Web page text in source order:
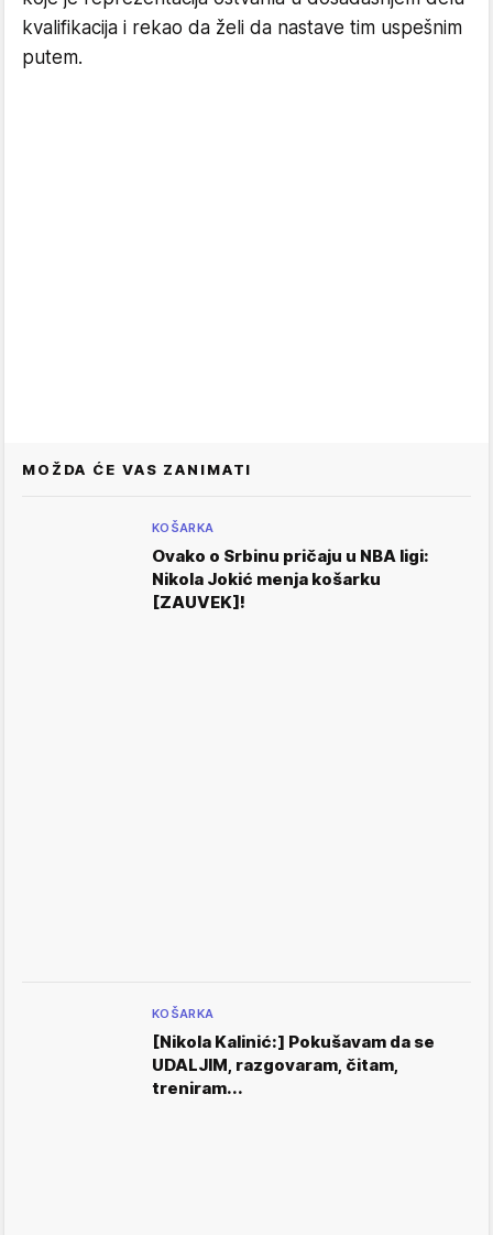
kvalifikacija i rekao da želi da nastave tim uspešnim
putem.
MOŽDA ĆE VAS ZANIMATI
KOŠARKA
Ovako o Srbinu pričaju u NBA ligi:
Nikola Jokić menja košarku
[ZAUVEK]!
KOŠARKA
[Nikola Kalinić:] Pokušavam da se
UDALJIM, razgovaram, čitam,
treniram...